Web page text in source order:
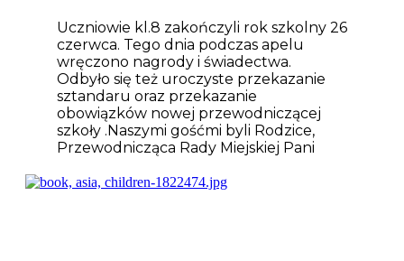
Uczniowie kl.8 zakończyli rok szkolny 26
czerwca. Tego dnia podczas apelu
wręczono nagrody i świadectwa.
Odbyło się też uroczyste przekazanie
sztandaru oraz przekazanie
obowiązków nowej przewodniczącej
szkoły .Naszymi gośćmi byli Rodzice,
Przewodnicząca Rady Miejskiej Pani